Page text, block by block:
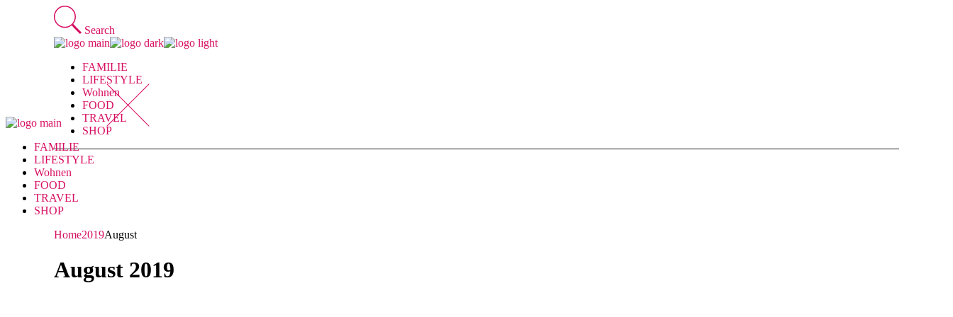
Search
FAMILIE
LIFESTYLE
Wohnen
FOOD
TRAVEL
SHOP
FAMILIE
LIFESTYLE
Wohnen
FOOD
TRAVEL
SHOP
Home2019August
August 2019